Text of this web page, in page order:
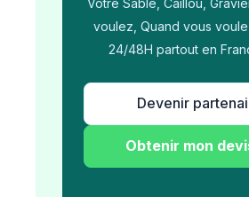
Votre Sable, Caillou,
voulez, Quand vous
24/48H partout en
Devenir
Obtenir mon